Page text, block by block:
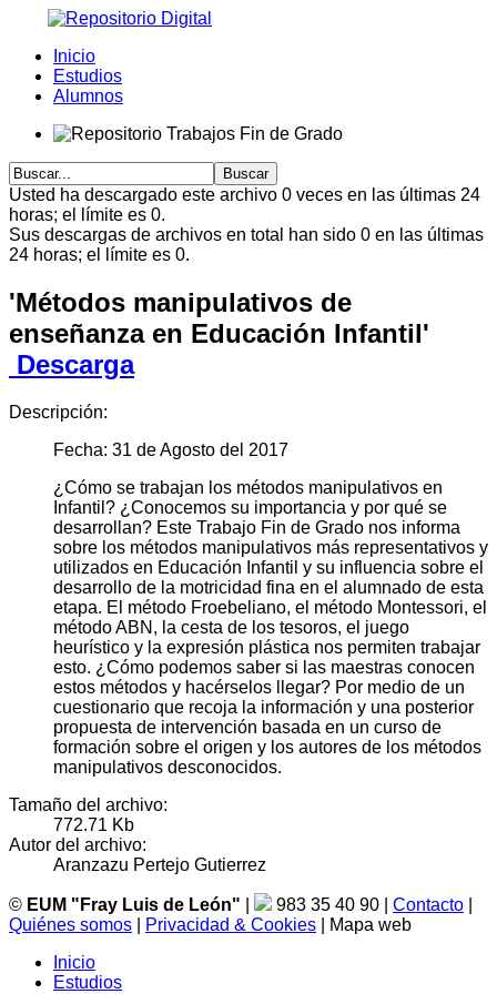
Inicio
Estudios
Alumnos
Usted ha descargado este archivo 0 veces en las últimas 24
horas; el límite es 0.
Sus descargas de archivos en total han sido 0 en las últimas
24 horas; el límite es 0.
'Métodos manipulativos de
enseñanza en Educación Infantil'
Descarga
Descripción:
Fecha: 31 de Agosto del 2017
¿Cómo se trabajan los métodos manipulativos en
Infantil? ¿Conocemos su importancia y por qué se
desarrollan? Este Trabajo Fin de Grado nos informa
sobre los métodos manipulativos más representativos y
utilizados en Educación Infantil y su influencia sobre el
desarrollo de la motricidad fina en el alumnado de esta
etapa. El método Froebeliano, el método Montessori, el
método ABN, la cesta de los tesoros, el juego
heurístico y la expresión plástica nos permiten trabajar
esto. ¿Cómo podemos saber si las maestras conocen
estos métodos y hacérselos llegar? Por medio de un
cuestionario que recoja la información y una posterior
propuesta de intervención basada en un curso de
formación sobre el origen y los autores de los métodos
manipulativos desconocidos.
Tamaño del archivo:
772.71 Kb
Autor del archivo:
Aranzazu Pertejo Gutierrez
© EUM "Fray Luis de León" 983 35 40 90 | Contacto
Quiénes somos
Privacidad & Cookies | Mapa web
Inicio
Estudios